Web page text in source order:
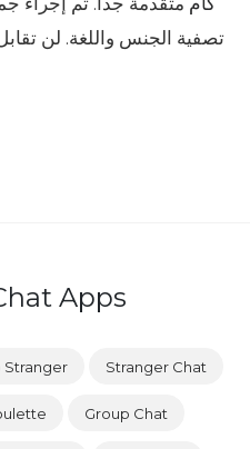
تصفية الجنس واللغة. لن
Apps
Stranger Stranger Chat
Group Chat